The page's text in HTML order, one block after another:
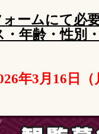
ームにて必
年齢・性別
年3月16日